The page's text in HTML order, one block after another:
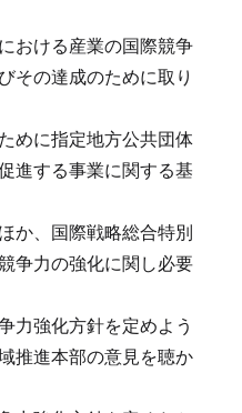
おける産業の国際競争
その達成のために取り
めに指定地方公共団体
進する事業に関する基
か、国際戦略総合特別
争力の強化に関し必要
力強化方針を定めよう
推進本部の意見を聴か